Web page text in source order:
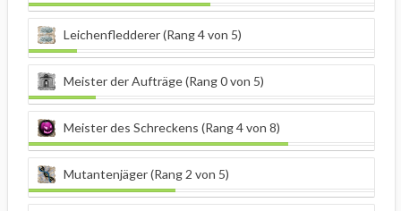
Leichenfledderer (Rang 4 von 5)
Meister der Aufträge (Rang 0 von 5)
Meister des Schreckens (Rang 4 von 8)
Mutantenjäger (Rang 2 von 5)